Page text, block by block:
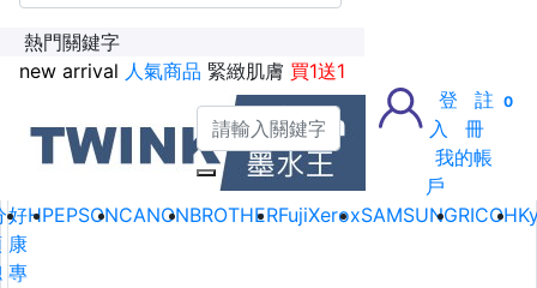
熱門關鍵字
new arrival 人氣商品 緊緻肌膚 買1送1
登
入
註
冊
我的帳
戶
0
好
康
專
HPEPSONCANONBROTHERFujiXeroxSAMSUNGRICOH